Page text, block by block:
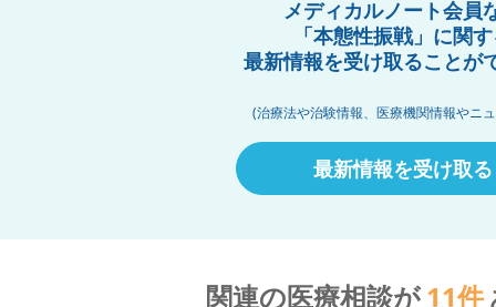
メディカルノート会員
「本態性振戦」に関
最新情報を受け取ることが
(治療法や治験情報、医療機関情報やニ
最新情報を受け取る
関連の医療相談が11件